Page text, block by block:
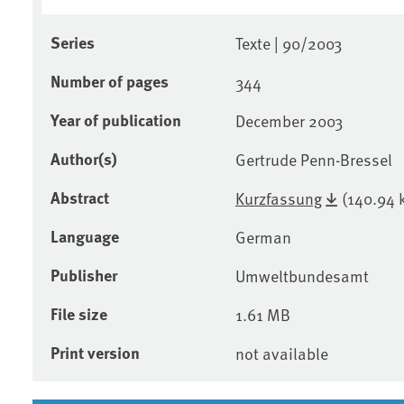
Series Texte | 90/2003
Number of pages 344
Year of publication December 2003
Author(s) Gertrude Penn-Bressel
Abstract Kurzfassung (140.94
Language German
Publisher Umweltbundesamt
File size 1.61 MB
Print version not available